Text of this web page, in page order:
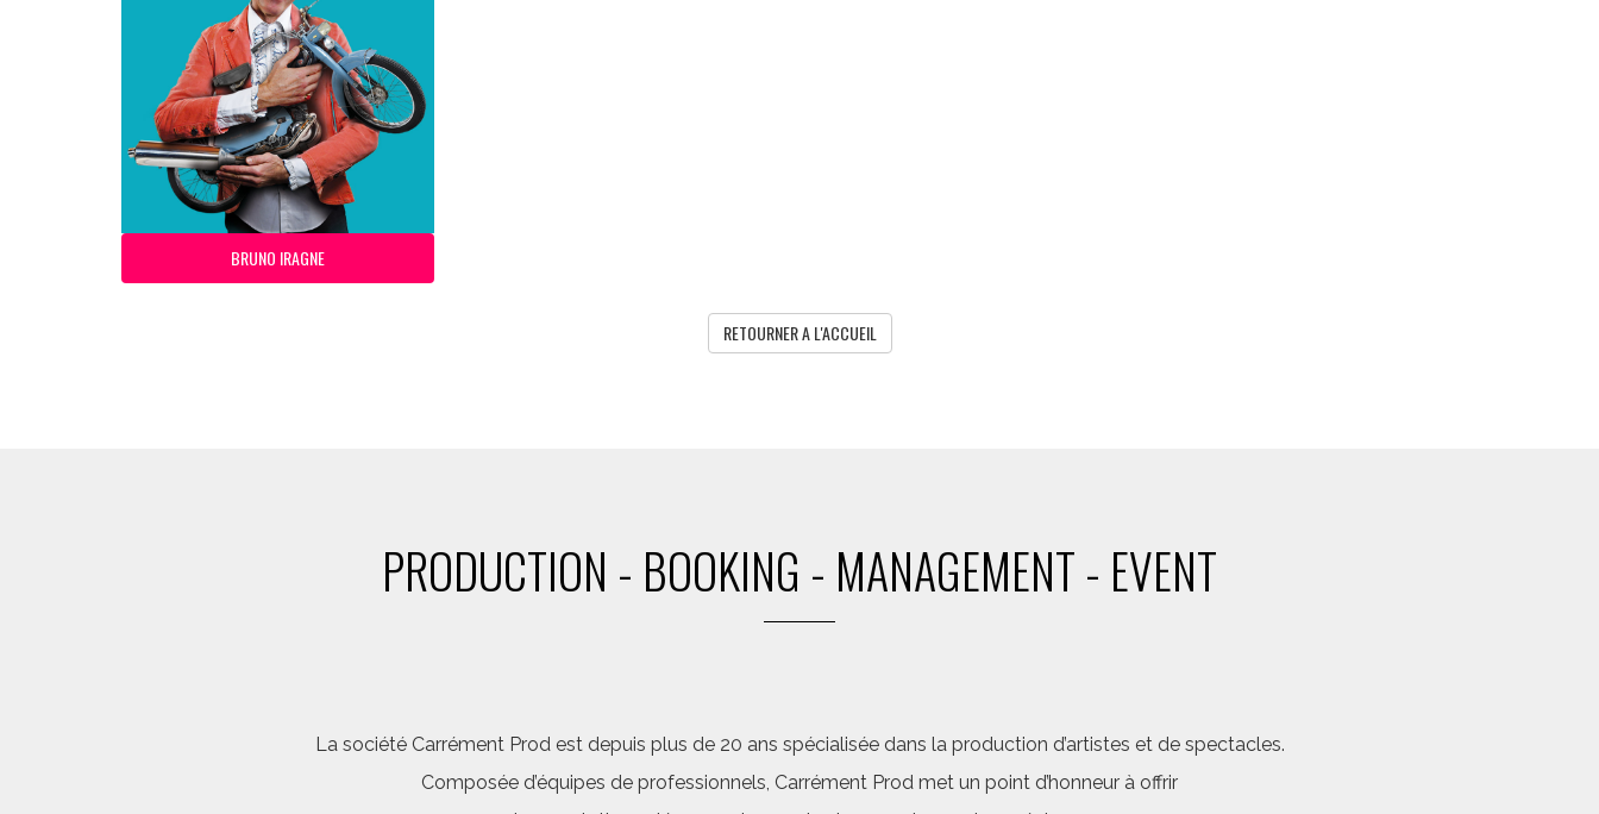
BRUNO IRAGNE
RETOURNER A L'ACCUEIL
PRODUCTION - BOOKING - MANAGEMENT - EVENT
La société Carrément Prod est depuis plus de 20 ans spécialisée dans la production d’artistes et de spectacles.
Composée d’équipes de professionnels, Carrément Prod met un point d’honneur à offrir